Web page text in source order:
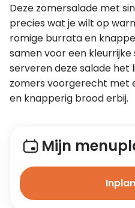
Deze zomersalade met
precies wat je wilt op
romige burrata en
samen voor een
serveren deze salade het
zomers voorgerecht met
en knapperig brood erbij.
Mijn